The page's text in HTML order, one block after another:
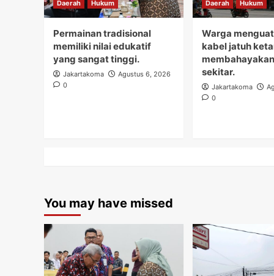
Daerah Hukum
Permainan tradisional
memiliki nilai edukatif
yang sangat tinggi.
Jakartakoma
Agustus 6, 2026
0
Daerah Hukum
Warga
kabel jatuh
sekitar.
Jakartakoma
0
You may have missed